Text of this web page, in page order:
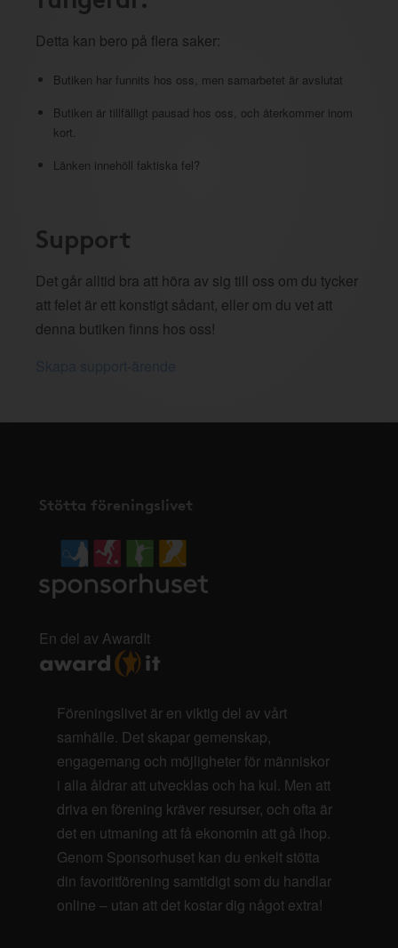
Detta kan bero på flera saker:
Butiken har funnits hos oss, men samarbetet är avslutat
Butiken är tillfälligt pausad hos oss, och återkommer inom
kort.
Länken innehöll faktiska fel?
Support
Det går alltid bra att höra av sig till oss om du tycker
att felet är ett konstigt sådant, eller om du vet att
denna butiken finns hos oss!
Stötta föreningslivet
En del av AwardIt
Föreningslivet är en viktig del av vårt
samhälle. Det skapar gemenskap,
engagemang och möjligheter för människor
i alla åldrar att utvecklas och ha kul. Men att
driva en förening kräver resurser, och ofta är
det en utmaning att få ekonomin att gå ihop.
Genom Sponsorhuset kan du enkelt stötta
din favoritförening samtidigt som du handlar
online – utan att det kostar dig något extra!